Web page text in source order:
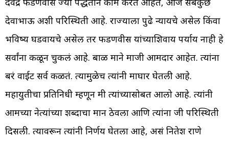
देवाभाऊ अशी परिस्थिती आहे. राज्याला पुढे न्यायचे असेल किंवा
भविष्य घडवायचे असेल तर फडणवीस यांच्याशिवाय पर्याय नाही हे
सर्वांना कळून चुकलं आहे. बाळ माने माजी आमदार आहेत. त्यांना
बरं वाईट सर्व कळतं. त्यामुळेच त्यांनी माघार घेतली आहे.
महायुतीचा प्रतिनिधी म्हणून मी त्यांच्यासोबत आलो आहे. त्यांनी
आमच्या नेत्यांच्या शब्दाचा मान ठेवला आणि त्यांना जी परिस्थिती
दिसली. त्यावरून त्यांनी निर्णय घेतला आहे, असं नितेश राणे